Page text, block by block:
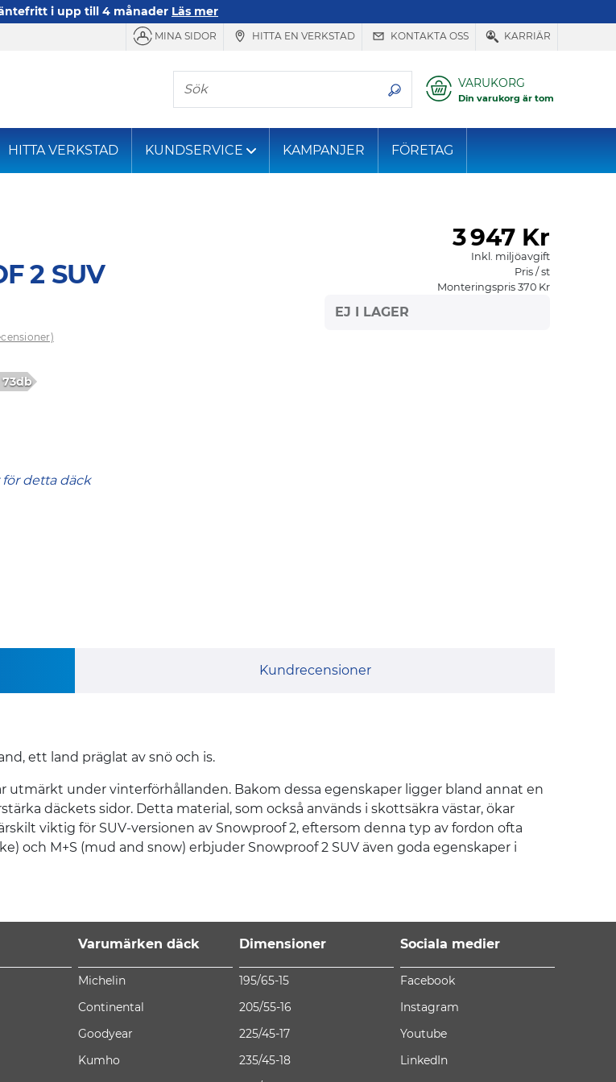
i upp till 4 månader Läs mer
MINA SIDOR HITTA EN VERKSTAD KONTAKTA OSS KARRIÄR
Sök VARUKORG
Din varukorg är tom
HITTA VERKSTAD KUNDSERVICE KAMPANJER FÖRETAG
2 SUV
73db
detta däck
3947 Kr
Inkl. miljöavgift
Pris / st
Monteringspris 370 Kr
EJ I LAGER
Kundrecensioner
ett land präglat av snö och is.
utmärkt under vinterförhållanden. Bakom dessa egenskaper ligger bland annat en
däckets sidor. Detta material, som också används i skottsäkra västar, ökar
viktig för SUV-versionen av Snowproof 2, eftersom denna typ av fordon ofta
och M+S (mud and snow) erbjuder Snowproof 2 SUV även goda egenskaper i
Varumärken däck
Michelin
Continental
Goodyear
Kumho
Dimensioner
195/65-15
205/55-16
225/45-17
235/45-18
Sociala medier
Facebook
Instagram
Youtube
LinkedIn